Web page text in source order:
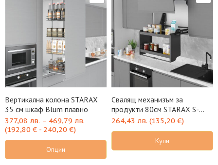
Вертикална колона STARAX
35 см шкаф Blum плавно
377,08 лв. – 469,79 лв.
(192,80 € - 240,20 €)
Опции
Свалящ механизъм за
продукти 80см STARAX S-
5192-A
264,43 лв. (135,20 €)
Купи